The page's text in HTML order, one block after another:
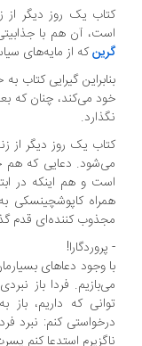
یک روز دیگر از زندگی
آن هم با جذابیتی که
که از مایه‌های سیاسی و
گیرایی کتاب به
می‌کند، چنان که بعد از
یک روز دیگر از زندگی
دعایی که هم جالب
و هم اینکه در ابتدای
کاپوشچینسکی به چه
کننده‌ای قدم گذاشته
وجود دعاهای بسیارمان به
فردا باز نبردی در
که داریم، باز به
کنم: نبرد فردا
استدعا کنم پسرت را